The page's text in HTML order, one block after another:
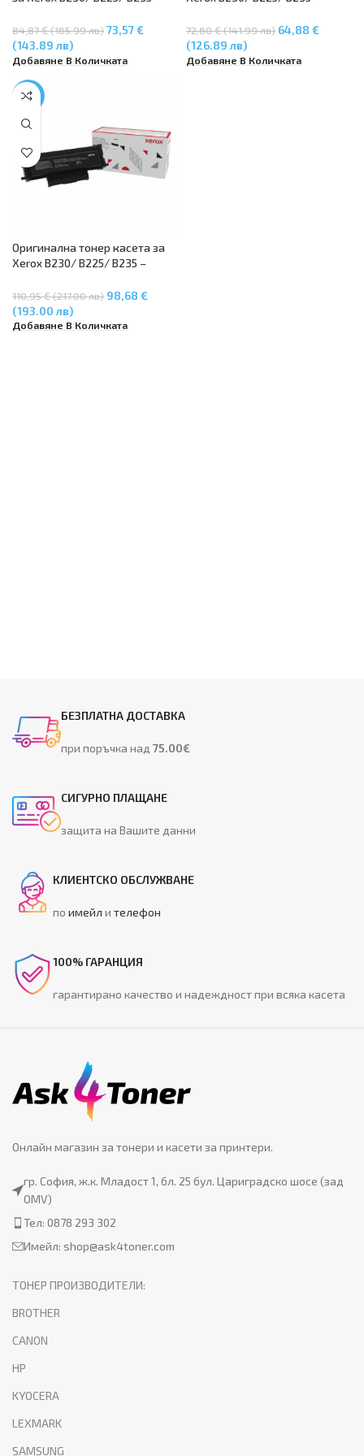
84,87 € (165.99 лв)73,57 €
(143.89 лв)
Добавяне В Количката
72,60 € (141.99 лв) 64,88 €
(126.89 лв)
Добавяне В Количката
-11%
Oригинална тонер касета за
Xerox B230/ B225/ B235 –
110,95 € (217.00 лв) 98,68 €
(193.00 лв)
Добавяне В Количката
БЕЗПЛАТНА ДОСТАВКА
при поръчка над75.00€
СИГУРНО ПЛАЩАНЕ
защита на Вашите данни
КЛИЕНТСКО ОБСЛУЖВАНЕ
поимейл ителефон
100% ГАРАНЦИЯ
гарантирано качество и надеждност при всяка касета
Онлайн магазин за тонери и касети за принтери.
гр. София, ж.к. Младост 1, бл. 25 бул. Цариградско шосе (зад
OMV)
Тел: 0878 293 302
Имейл: shop@ask4toner.com
ТОНЕР ПРОИЗВОДИТЕЛИ:
BROTHER
CANON
HP
KYOCERA
LEXMARK
SAMSUNG